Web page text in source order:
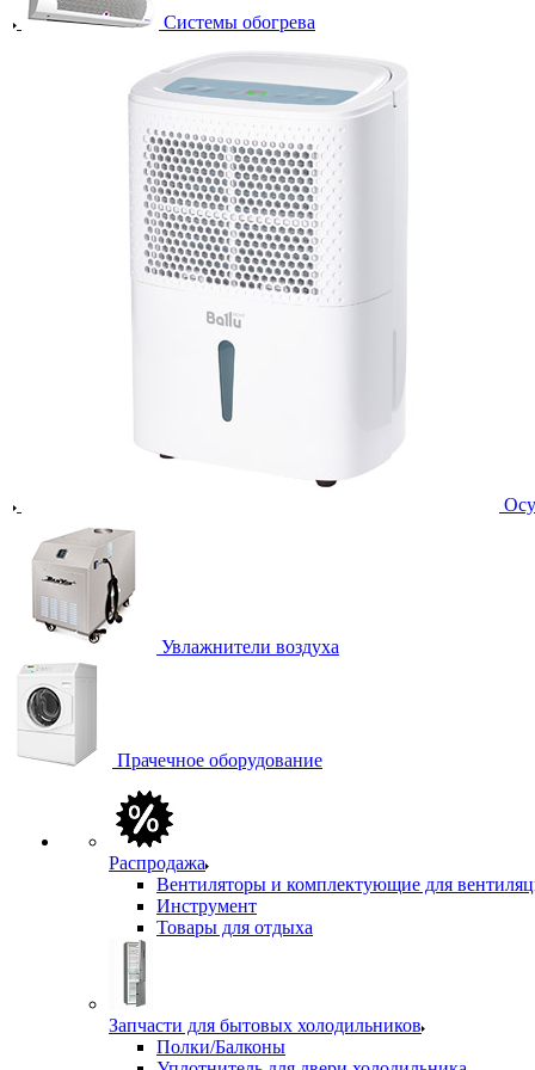
Системы обогрева
Увлажнители воздуха
Прачечное оборудование
Распродажа
Вентиляторы и комплектующие для
Инструмент
Товары для отдыха
Запчасти для бытовых холодильников
Полки/Балконы